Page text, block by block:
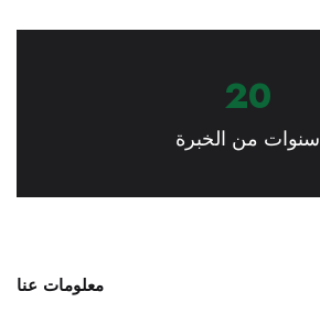
20
سنوات من الخبرة
معلومات عنا